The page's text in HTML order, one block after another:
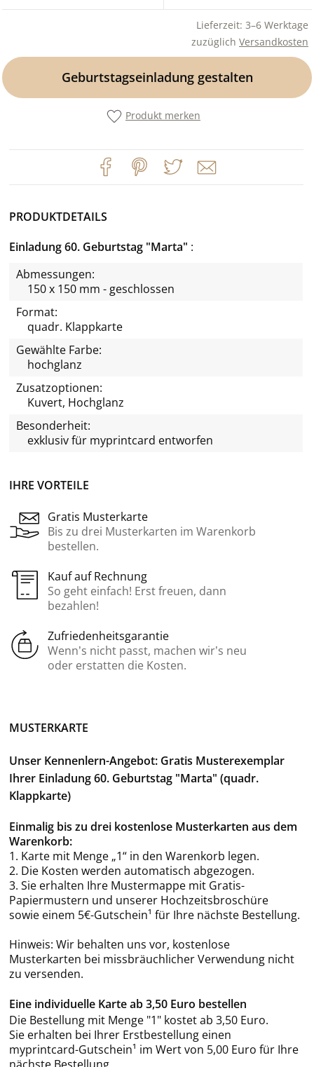
Lieferzeit: 3–6 Werktage
zuzüglich Versandkosten
Geburtstagseinladung gestalten
Produkt merken
IHRE VORTEILE
Gratis Musterkarte
Bis zu drei Musterkarten im Warenkorb
bestellen.
Kauf auf Rechnung
So geht einfach! Erst freuen, dann
bezahlen!
Zufriedenheitsgarantie
Wenn’s nicht passt, machen wir’s neu
oder erstatten die Kosten.
PRODUKTDETAILS
Einladung 60. Geburtstag "Marta"
Abmessungen:
150 x 150 mm - geschlossen
Format:
quadr. Klappkarte
Gewählte Farbe:
hochglanz
Zusatzoptionen:
Kuvert, Hochglanz
Besonderheit:
exklusiv für myprintcard entworfen
MUSTERKARTE
Unser Kennenlern-Angebot: Gratis Musterexemplar
Ihrer Einladung 60. Geburtstag "Marta" (quadr.
Klappkarte)
Einmalig bis zu drei kostenlose Musterkarten aus dem
Warenkorb:
1. Karte mit Menge „1“ in den Warenkorb legen.
2. Die Kosten werden automatisch abgezogen.
3. Sie erhalten Ihre Mustermappe mit Gratis-
Papiermustern und unserer Hochzeitsbroschüre
sowie einem 5€-Gutschein¹ für Ihre nächste Bestellung.
Hinweis: Wir behalten uns vor, kostenlose
Musterkarten bei missbräuchlicher Verwendung nicht
zu versenden.
Eine individuelle Karte ab 3,50 Euro bestellen
Die Bestellung mit Menge "1" kostet ab 3,50 Euro.
Sie erhalten bei Ihrer Erstbestellung einen
myprintcard-Gutschein¹ im Wert von 5,00 Euro für Ihre
nächste Bestellung.